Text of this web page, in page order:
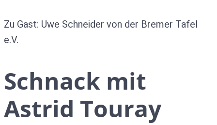
Zu Gast: Uwe Schneider von der Bremer Tafel
e.V.
Schnack mit
Astrid Touray